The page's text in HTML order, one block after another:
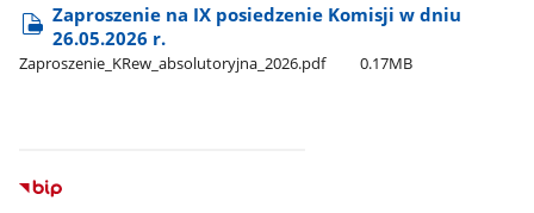
Zaproszenie na IX posiedzenie Komisji w dniu
26.05.2026 r.
Zaproszenie​_KRew​_absolutoryjna​_2026.pdf 0.17MB